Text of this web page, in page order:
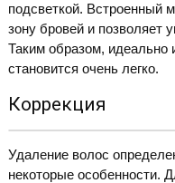
подсветкой. Встроенный
зону бровей и позволяет
Таким образом, идеально
становится очень легко.
Коррекция
Удаление волос
некоторые особенности.